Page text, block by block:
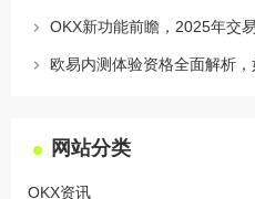
OKX新功能前瞻，2025年交
欧易内测体验资格全面解析
网站分类
OKX资讯